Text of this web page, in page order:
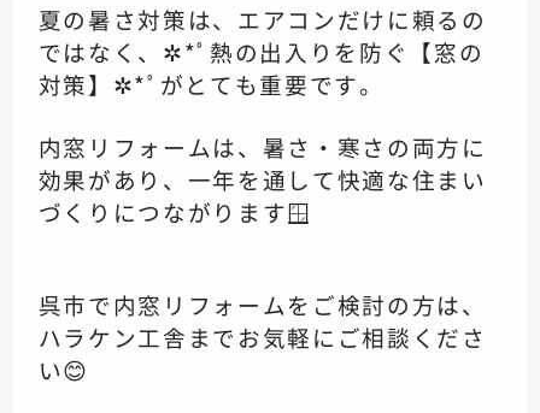
夏の暑さ対策は、エアコンだけに頼るの
ではなく、✲*ﾟ熱の出入りを防ぐ【窓の
対策】✲*ﾟがとても重要です。
内窓リフォームは、暑さ・寒さの両方に
効果があり、一年を通して快適な住まい
づくりにつながります🪟
呉市で内窓リフォームをご検討の方は、
ハラケン工舎までお気軽にご相談くださ
い😊